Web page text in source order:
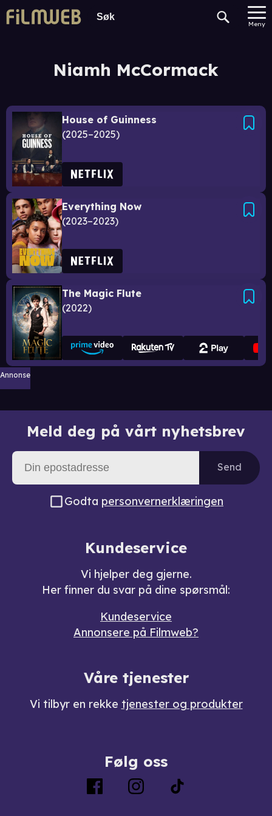
Meny
Niamh McCormack
House of Guinness
2025–2025
Everything Now
2023–2023
The Magic Flute
2022
Annonse
Meld deg på vårt nyhetsbrev
Send
Godta personvernerklæringen
Kundeservice
Vi hjelper deg gjerne.
Her finner du svar på dine spørsmål:
Kundeservice
Annonsere på Filmweb?
Våre tjenester
Vi tilbyr en rekke tjenester og produkter
Følg oss